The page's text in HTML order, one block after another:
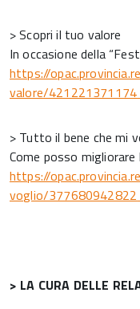
> Scopri il tuo valore
In occasione della
https://
valore/421221371174
> Tutto il bene che mi
Come posso
https://
voglio/377680942822
> LA CURA DELLE